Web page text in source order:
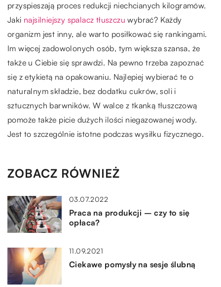
przyspieszają proces redukcji niechcianych kilogramów.
Jaki najsilniejszy spalacz tłuszczu wybrać? Każdy
organizm jest inny, ale warto posiłkować się rankingami.
Im więcej zadowolonych osób, tym większa szansa, że
także u Ciebie się sprawdzi. Na pewno trzeba zapoznać
się z etykietą na opakowaniu. Najlepiej wybierać te o
naturalnym składzie, bez dodatku cukrów, soli i
sztucznych barwników. W walce z tkanką tłuszczową
pomoże także picie dużych ilości niegazowanej wody.
Jest to szczególnie istotne podczas wysiłku fizycznego.
ZOBACZ RÓWNIEŻ
03.07.2022
Praca na produkcji – czy to się
opłaca?
11.09.2021
Ciekawe pomysły na sesje ślubną